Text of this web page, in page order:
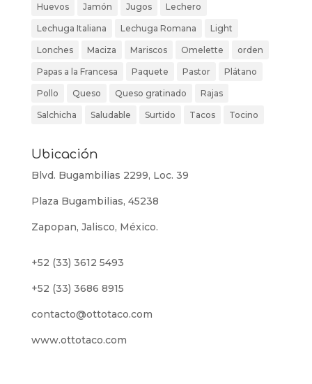
Huevos Jamón Jugos Lechero
Lechuga Italiana Lechuga Romana Light
Lonches Maciza Mariscos Omelette orden
Papas a la Francesa Paquete Pastor Plátano
Pollo Queso Queso gratinado Rajas
Salchicha Saludable Surtido Tacos Tocino
Ubicación
Blvd. Bugambilias 2299, Loc. 39
Plaza Bugambilias, 45238
Zapopan, Jalisco, México.
+52 (33) 3612 5493
+52 (33) 3686 8915
contacto@ottotaco.com
www.ottotaco.com